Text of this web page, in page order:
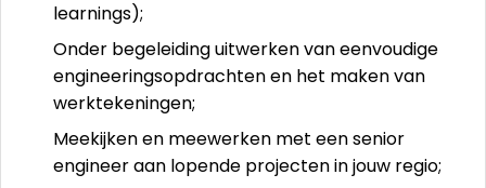
learnings);
Onder begeleiding uitwerken van eenvoudige
engineeringsopdrachten en het maken van
werktekeningen;
Meekijken en meewerken met een senior
engineer aan lopende projecten in jouw regio;